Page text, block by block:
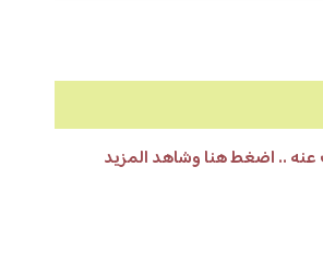
.. اضغط هنا وشاهد المزيد